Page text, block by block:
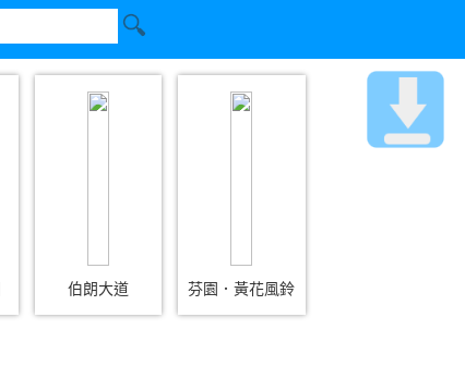
伯朗大道 芬園．黃花風鈴